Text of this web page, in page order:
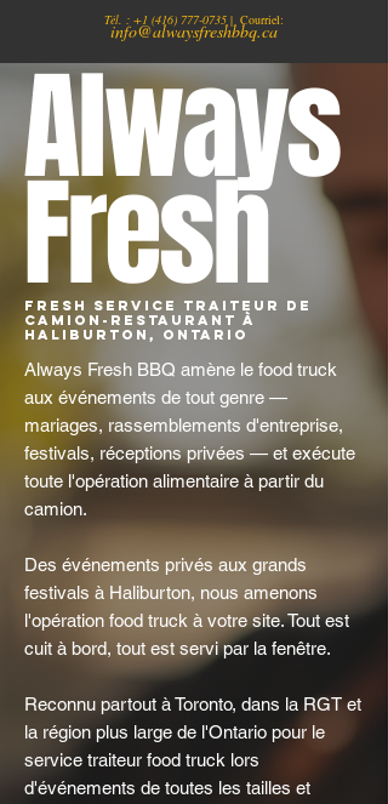
Tél. : +1 (416) 777-0735 | Courriel:
info@alwaysfreshbbq.ca
Always
Fresh
Fresh Service traiteur de
camion-restaurant à
Haliburton, Ontario
Always Fresh BBQ amène le food truck
aux événements de tout genre —
mariages, rassemblements d'entreprise,
festivals, réceptions privées — et exécute
toute l'opération alimentaire à partir du
camion.
Des événements privés aux grands
festivals à Haliburton, nous amenons
l'opération food truck à votre site. Tout est
cuit à bord, tout est servi par la fenêtre.
Reconnu partout à Toronto, dans la RGT et
la région plus large de l'Ontario pour le
service traiteur food truck lors
d'événements de toutes les tailles et